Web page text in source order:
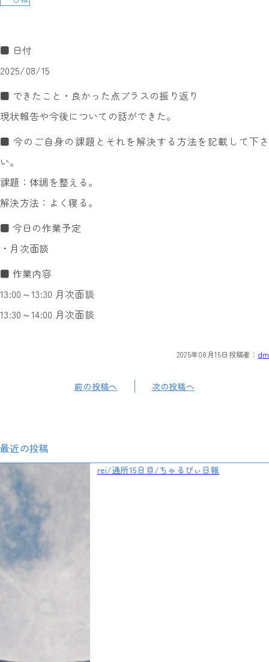
■ 日付
2025/08/15
■ できたこと・良かった点プラスの振り返り
現状報告や今後についての話ができた。
■ 今のご自身の課題とそれを解決する方法を記載して下さ
い。
課題：体調を整える。
解決方法：よく寝る。
■ 今日の作業予定
・月次面談
■ 作業内容
13:00～13:30 月次面談
13:30～14:00 月次面談
2025年08月15日 投稿者： dm
前の投稿へ 次の投稿へ
最近の投稿
rei/通所15日目/ちゃるびぃ日報